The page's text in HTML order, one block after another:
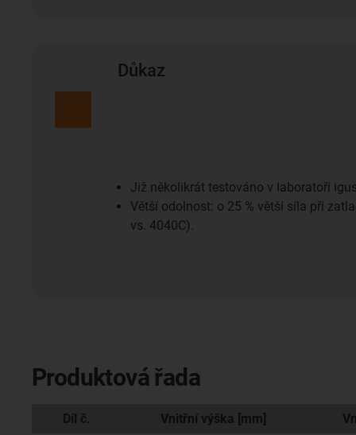
Důkaz
Již několikrát testováno v laboratoři
Větší odolnost: o 25 % větší síla při
vs. 4040C).
Produktová řada
Díl č. Vnitřní výška [mm]